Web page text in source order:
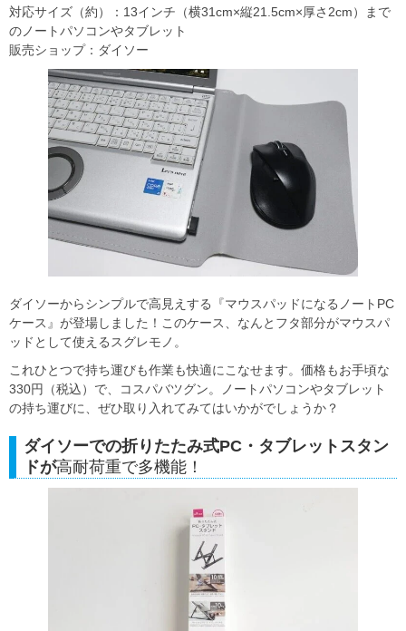
対応サイズ（約）：13インチ（横31cm×縦21.5cm×厚さ2cm）まで
のノートパソコンやタブレット
販売ショップ：ダイソー
ダイソーからシンプルで高見えする『マウスパッドになるノートPC
ケース』が登場しました！このケース、なんとフタ部分がマウスパ
ッドとして使えるスグレモノ。
これひとつで持ち運びも作業も快適にこなせます。価格もお手頃な
330円（税込）で、コスパバツグン。ノートパソコンやタブレット
の持ち運びに、ぜひ取り入れてみてはいかがでしょうか？
ダイソーでの折りたたみ式PC・タブレットスタン
ドが高耐荷重で多機能！